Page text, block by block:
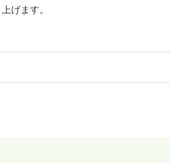
げます。